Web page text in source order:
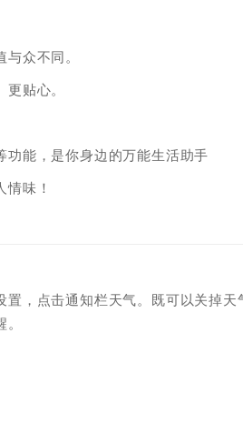
众不同。
贴心。
功能，是你身边的万能生活助手
味！
，点击通知栏天气。既可以关掉